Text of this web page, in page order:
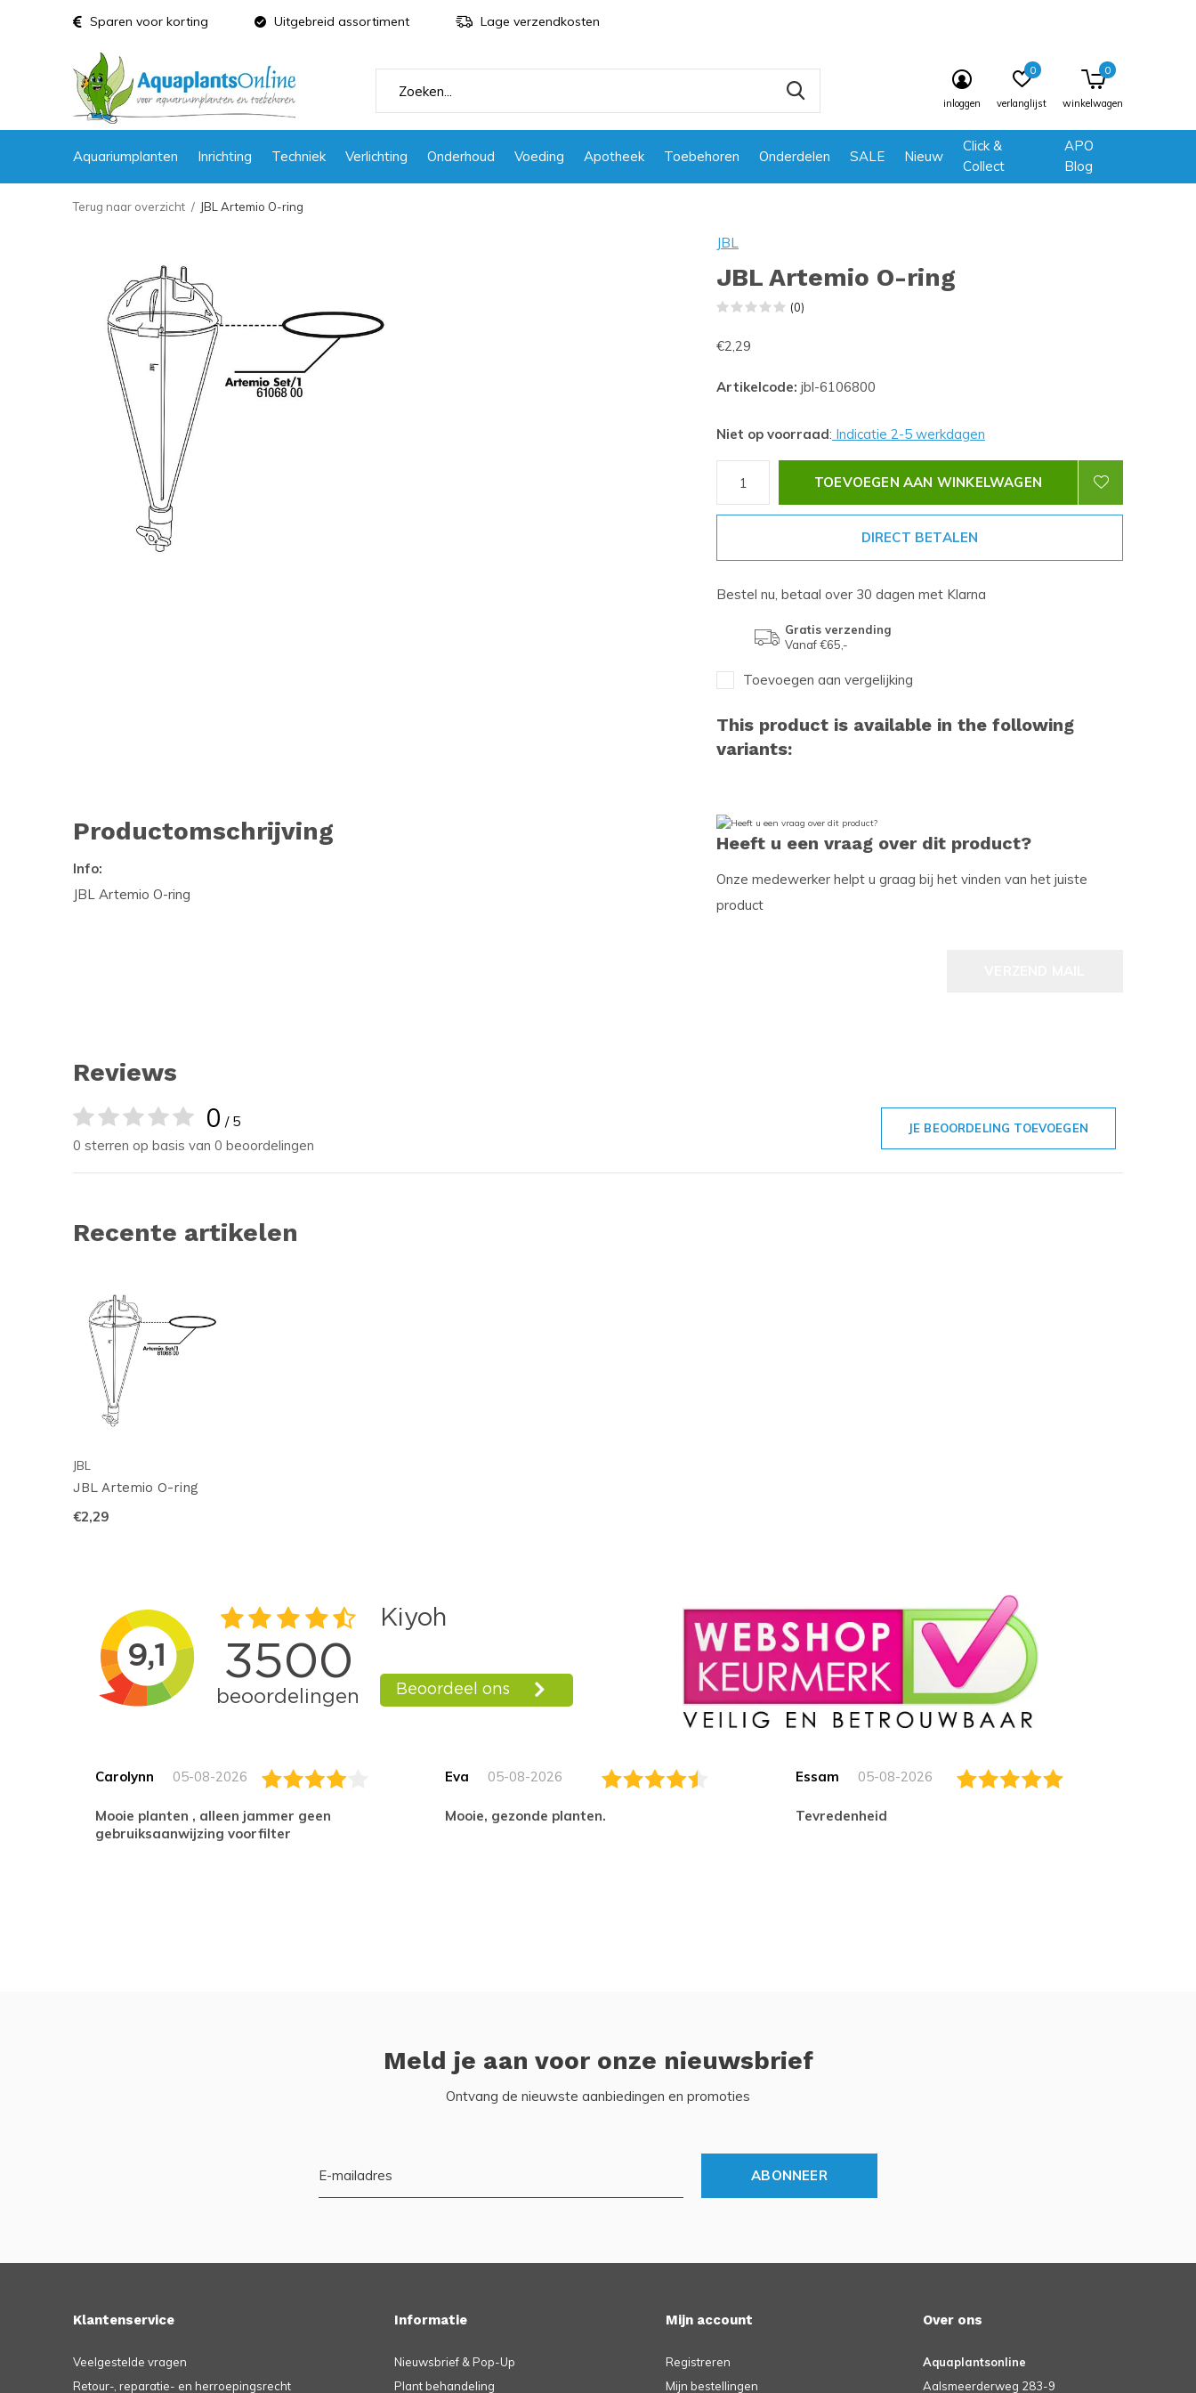
Aquariumplanten Inrichting Techniek Verlichting Onderhoud Voeding Apotheek Toebehoren Onderdelen SALE Nieuw
Click &
Collect
APO
Blog
inloggen verlanglijst
0
winkelwagen
0
Sparen voor korting Uitgebreid assortiment Lage verzendkosten
Terug naar overzicht JBL Artemio O-ring
JBL
JBL Artemio O-ring
(0)
€2,29
Artikelcode: jbl-6106800
Niet op voorraad: Indicatie 2-5 werkdagen
TOEVOEGEN AAN WINKELWAGEN
DIRECT BETALEN
Bestel nu, betaal over 30 dagen met Klarna
Gratis verzending
Vanaf €65,-
Toevoegen aan vergelijking
This product is available in the following
variants:
Productomschrijving
Info:
JBL Artemio O-ring
Heeft u een vraag over dit product?
Onze medewerker helpt u graag bij het vinden van het juiste
product
Reviews
0 / 5
0 sterren op basis van 0 beoordelingen
JE BEOORDELING TOEVOEGEN
Recente artikelen
JBL
JBL Artemio O-ring
€2,29
Carolynn 05-08-2026
Mooie planten , alleen jammer geen
gebruiksaanwijzing voorfilter
Eva 05-08-2026
Mooie, gezonde planten.
Essam 05-08-2026
tevredenheid
Meld je aan voor onze nieuwsbrief
Ontvang de nieuwste aanbiedingen en promoties
ABONNEER
Klantenservice
Veelgestelde vragen
Retour-, reparatie- en herroepingsrecht
Informatie
Nieuwsbrief & Pop-Up
Plant behandeling
Mijn account
Registreren
Mijn bestellingen
Over ons
Aquaplantsonline
Aalsmeerderweg 283-9